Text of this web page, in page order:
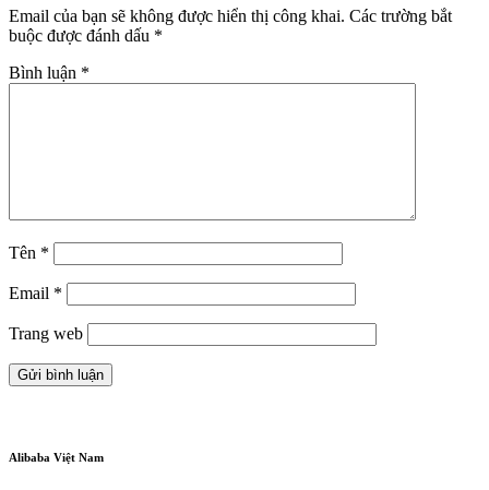
Email của bạn sẽ không được hiển thị công khai. Các trường bắt
buộc được đánh dấu *
Bình luận *
Tên *
Email *
Trang web
Alibaba Việt Nam